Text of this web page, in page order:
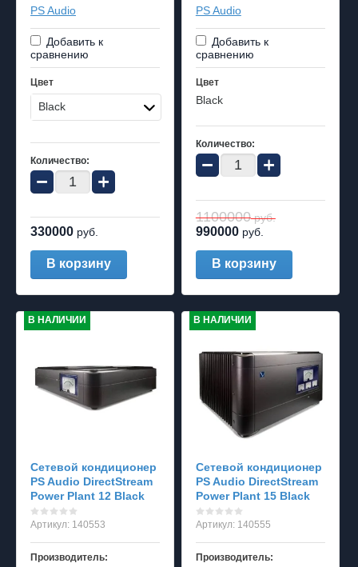
PS Audio
Добавить к
сравнению
Цвет
Black
Количество:
− +
330000 руб.
В корзину
PS Audio
Добавить к
сравнению
Цвет
Black
Количество:
− +
1100000руб.
990000 руб.
В корзину
В НАЛИЧИИ
Сетевой кондиционер
PS Audio DirectStream
Power Plant 12 Black
Артикул: 140553
Производитель:
В НАЛИЧИИ
Сетевой кондиционер
PS Audio DirectStream
Power Plant 15 Black
Артикул:140555
Производитель: